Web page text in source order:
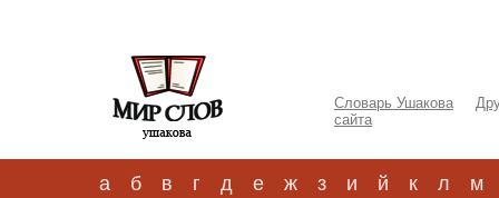
Словарь Ушакова
сайта
а б в г д е ж з и й к л м